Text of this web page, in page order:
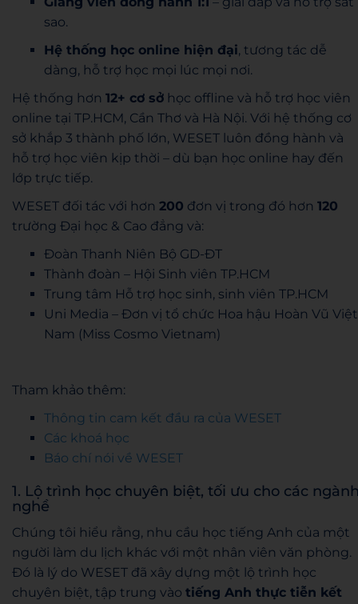
sao.
Hệ thống học online hiện đại, tương tác dễ
dàng, hỗ trợ học mọi lúc mọi nơi.
Hệ thống hơn 12+ cơ sở học offline và hỗ trợ học viên
online tại TP.HCM, Cần Thơ và Hà Nội. Với hệ thống cơ
sở khắp 3 thành phố lớn, WESET luôn đồng hành và
hỗ trợ học viên kịp thời – dù bạn học online hay đến
lớp trực tiếp.
WESET đối tác với hơn 200 đơn vị trong đó hơn 120
trường Đại học & Cao đẳng và:
Đoàn Thanh Niên Bộ GD-ĐT
Thành đoàn – Hội Sinh viên TP.HCM
Trung tâm Hỗ trợ học sinh, sinh viên TP.HCM
Uni Media – Đơn vị tổ chức Hoa hậu Hoàn Vũ Việt
Nam (Miss Cosmo Vietnam)
Tham khảo thêm:
Thông tin cam kết đầu ra của WESET
Các khoá học
Báo chí nói về WESET
1. Lộ trình học chuyên biệt, tối ưu cho các
nghề
Chúng tôi hiểu rằng, nhu cầu học tiếng Anh của một
người làm du lịch khác với một nhân viên văn phòng.
Đó là lý do WESET đã xây dựng một lộ trình học
chuyên biệt, tập trung vào tiếng Anh thực tiễn kết